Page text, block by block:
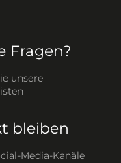
Fragen?
unsere
bleiben
Media-Kanäle